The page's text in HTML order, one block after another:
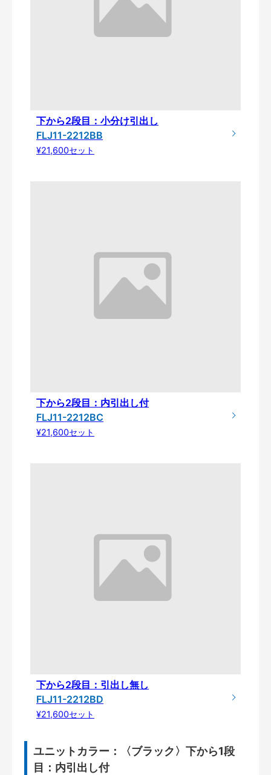
下から2段目：小分け引出し
FLJ11-2212BB
¥21,600セット
下から2段目：内引出し付
FLJ11-2212BC
¥21,600セット
下から2段目：引出し無し
FLJ11-2212BD
¥21,600セット
ユニットカラー：〈ブラック〉下から1段
目：内引出し付